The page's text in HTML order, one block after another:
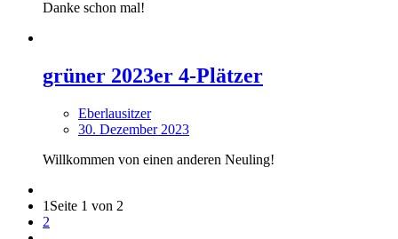
Danke schon mal!
grüner 2023er 4-Plätzer
Eberlausitzer
30. Dezember 2023
Willkommen von einen anderen Neuling!
1 Seite 1 von 2
2